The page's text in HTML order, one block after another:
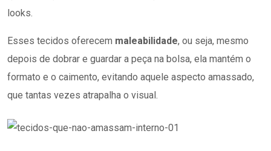
looks.
Esses tecidos oferecem maleabilidade, ou seja, mesmo
depois de dobrar e guardar a peça na bolsa, ela mantém o
formato e o caimento, evitando aquele aspecto amassado,
que tantas vezes atrapalha o visual.